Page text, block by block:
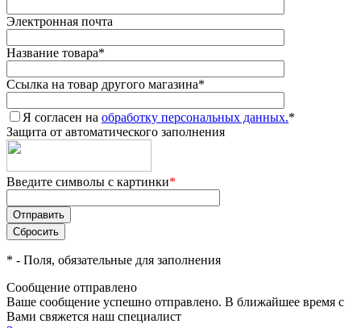
Электронная почта
Название товара*
Ссылка на товар другого магазина*
Я согласен на обработку персональных данных.*
Защита от автоматического заполнения
Введите символы с картинки*
* - Поля, обязательные для заполнения
Сообщение отправлено
Ваше сообщение успешно отправлено. В ближайшее время с
Вами свяжется наш специалист